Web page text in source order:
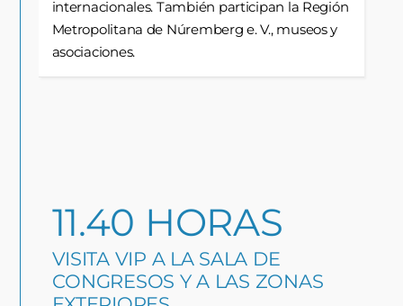
internacionales. También participan la Región
Metropolitana de Núremberg e. V., museos y
asociaciones.
11.40 HORAS
VISITA VIP A LA SALA DE
CONGRESOS Y A LAS ZONAS